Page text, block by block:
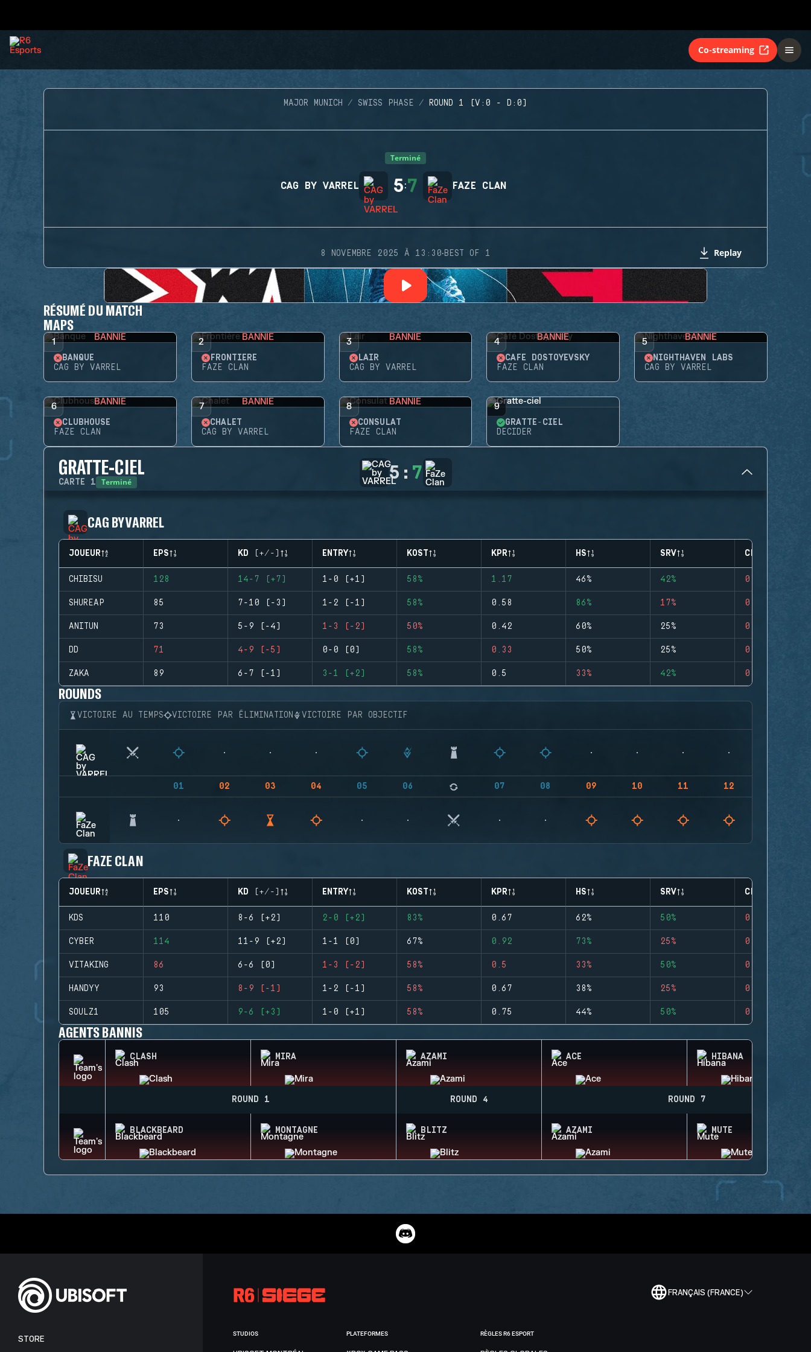
Co-streaming
MAJOR MUNICH SWISS PHASE ROUND 1 (V:0 - D:0)
Terminé
CAG BY VARREL 5:7 FAZE CLAN
8 NOVEMBRE 2025 À 13:30·BEST OF 1 Replay
RÉSUMÉ DU MATCH
MAPS
1 BANNIE
BANQUE
CAG BY VARREL
2 BANNIE
FRONTIÈRE
FAZE CLAN
3 BANNIE
LAIR
CAG BY VARREL
4 BANNIE
CAFÉ DOSTOYEVSKY
FAZE CLAN
5 BANNIE
NIGHTHAVEN LABS
CAG BY VARREL
6 BANNIE
CLUBHOUSE
FAZE CLAN
7 BANNIE
CHALET
CAG BY VARREL
8 BANNIE
CONSULAT
FAZE CLAN
9
GRATTE-CIEL
DECIDER
GRATTE-CIEL
CARTE 1 Terminé 5 : 7
CAG BY VARREL
JOUEUR EPS KD (+/-) ENTRY KOST KPR HS SRV CLUTCHES
CHIBISU 128 14-7 (+7) 1-0 (+1) 58% 1.17 46% 42% 0
SHUREAP 85 7-10 (-3) 1-2 (-1) 58% 0.58 86% 17% 0
ANITUN 73 5-9 (-4) 1-3 (-2) 50% 0.42 60% 25% 0
DD 71 4-9 (-5) 0-0 (0) 58% 0.33 50% 25% 0
ZAKA 89 6-7 (-1) 3-1 (+2) 58% 0.5 33% 42% 0
ROUNDS
VICTOIRE AU TEMPS VICTOIRE PAR ÉLIMINATION VICTOIRE PAR OBJECTIF
01 02 03 04 05 06 07 08 09 10 11 12
FAZE CLAN
JOUEUR EPS KD (+/-) ENTRY KOST KPR HS SRV CLUTCHES
KDS 110 8-6 (+2) 2-0 (+2) 83% 0.67 62% 50% 0
CYBER 114 11-9 (+2) 1-1 (0) 67% 0.92 73% 25% 0
VITAKING 86 6-6 (0) 1-3 (-2) 58% 0.5 33% 50% 0
HANDYY 93 8-9 (-1) 1-2 (-1) 58% 0.67 38% 25% 0
SOULZ1 105 9-6 (+3) 1-0 (+1) 58% 0.75 44% 50% 0
AGENTS BANNIS
CLASH MIRA AZAMI ACE HIBANA
ROUND 1 ROUND 4 ROUND 7
BLACKBEARD MONTAGNE BLITZ AZAMI MUTE
FRANÇAIS (FRANCE)
STORE
STUDIOS PLATEFORMES RÈGLES R6 ESPORT